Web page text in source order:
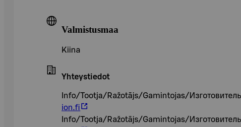
Valmistusmaa
Kiina
Yhteystiedot
Info/Tootja/Ražotājs/Gamintojas/
ion.fi
Info/Tootja/Ražotājs/Gamintojas/